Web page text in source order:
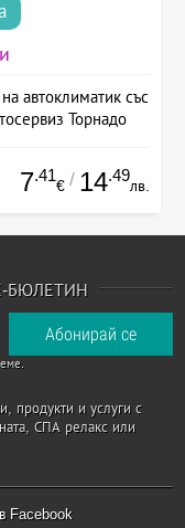
автоклиматик със
Торнадо
7.41
€ / 14.49
лв.
БЮЛЕТИН
продукти и услуги с
СПА релакс или
Facebook